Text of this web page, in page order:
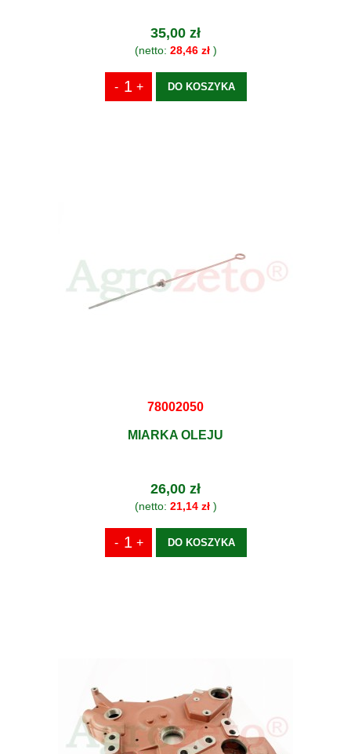
35,00 zł
(netto: 28,46 zł)
DO KOSZYKA
78002050
MIARKA OLEJU
26,00 zł
(netto: 21,14 zł)
DO KOSZYKA